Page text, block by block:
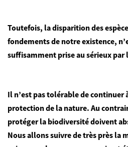
Toutefois, ladisparition des
fondements de notre existence,
suffisamment prise au sérieux par
Il n’est pas tolérable de continuer
protection de la nature. Au
protéger la biodiversité doivent
Nous allons suivre de très près la